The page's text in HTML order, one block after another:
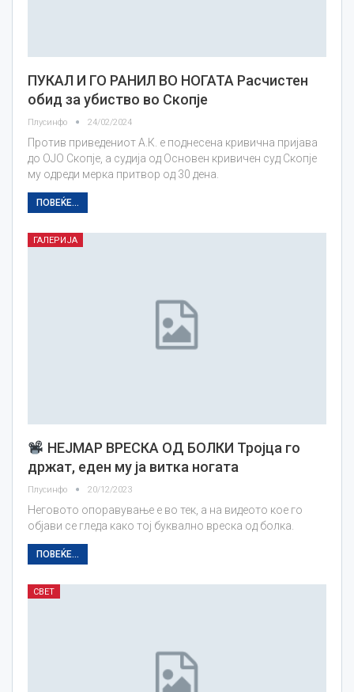
ПУКАЛ И ГО РАНИЛ ВО НОГАТА Расчистен
обид за убиство во Скопје
Плусинфо 24/02/2024
Против приведениот А.К. е поднесена кривична пријава
до ОЈО Скопје, а судија од Основен кривичен суд Скопје
му одреди мерка притвор од 30 дена.
ПОВЕЌЕ...
ГАЛЕРИЈА
НЕЈМАР ВРЕСКА ОД БОЛКИ Тројца го
држат, еден му ја витка ногата
Плусинфо 20/12/2023
Неговото опоравување е во тек, а на видеото кое го
објави се гледа како тој буквално вреска од болка.
ПОВЕЌЕ...
СВЕТ